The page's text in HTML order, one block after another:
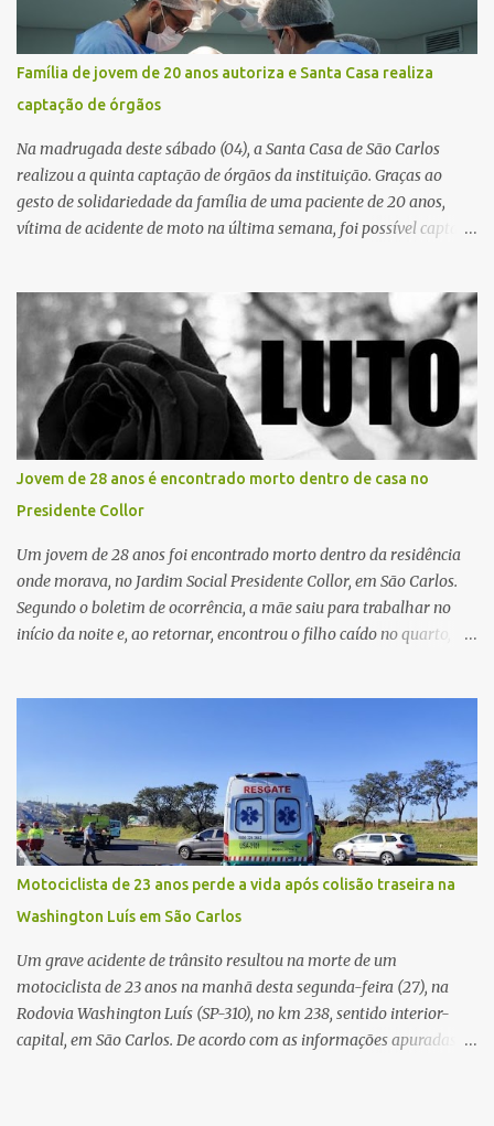
da atenção básica, da infraestrutura hospitalar e da
regionalização dos serviços de saúde. Entretanto, em um cenário
de demandas crescentes e recursos necessariamente limitados, a
principal missão da gestão pública não é apenas investir mais,
mas decidir melhor onde investir para produzir o maior benefício
possível à população. Essa reflexão encontra respaldo tanto na
teoria da admini...
Família de jovem de 20 anos autoriza e Santa Casa realiza
captação de órgãos
Na madrugada deste sábado (04), a Santa Casa de São Carlos
realizou a quinta captação de órgãos da instituição. Graças ao
gesto de solidariedade da família de uma paciente de 20 anos,
vítima de acidente de moto na última semana, foi possível captar o
Por se tratar de um órgão com curto tempo de preservação, a
equipe responsável pela captação do coração chegou a São Carlos
em uma aeronave da Força Aérea Brasileira (FAB), garantindo
agilidade no transporte e na realização do procedimento. Após a
retirada do órgão, a Guarda Civil Municipal (GCM), por meio da
Prefeitura de São Carlos, realizou o transporte do coração até o
aeroporto, de onde a aeronave da FAB seguiu com o órgão para
coordenada pela Comissão Intra-Hospitalar de Doação de Órgãos
e Tecidos para Transplantes (CIHDOTT) da Santa Ca...
Jovem de 28 anos é encontrado morto dentro de casa no
Presidente Collor
Um jovem de 28 anos foi encontrado morto dentro da residência
onde morava, no Jardim Social Presidente Collor, em São Carlos.
Segundo o boletim de ocorrência, a mãe saiu para trabalhar no
início da noite e, ao retornar, encontrou o filho caído no quarto,
Motociclista de 23 anos perde a vida após colisão traseira na
Washington Luís em São Carlos
Um grave acidente de trânsito resultou na morte de um
motociclista de 23 anos na manhã desta segunda-feira (27), na
Rodovia Washington Luís (SP-310), no km 238, sentido interior-
capital, em São Carlos. De acordo com as informações apuradas no